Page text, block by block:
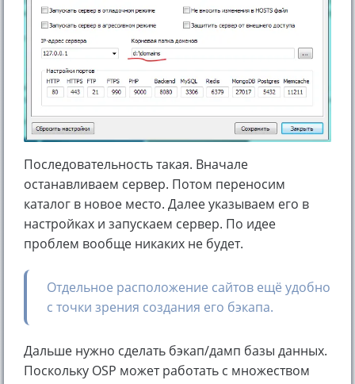
Последовательность такая. Вначале
останавливаем сервер. Потом переносим
каталог в новое место. Далее указываем его в
настройках и запускаем сервер. По идее
проблем вообще никаких не будет.
Отдельное расположение сайтов ещё удобно
с точки зрения создания его бэкапа.
Дальше нужно сделать бэкап/дамп базы данных.
Поскольку OSP может работать с множеством